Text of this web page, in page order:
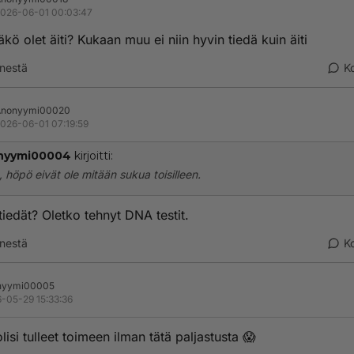
06-01 00:03:47
olet äiti? Kukaan muu ei niin hyvin tiedä kuin äiti
06-01 07:19:59
kirjoitti:
höpö eivät ole mitään sukua toisilleen.
Oletko tehnyt DNA testit.
05-29 15:33:36
tulleet toimeen ilman tätä paljastusta 😱